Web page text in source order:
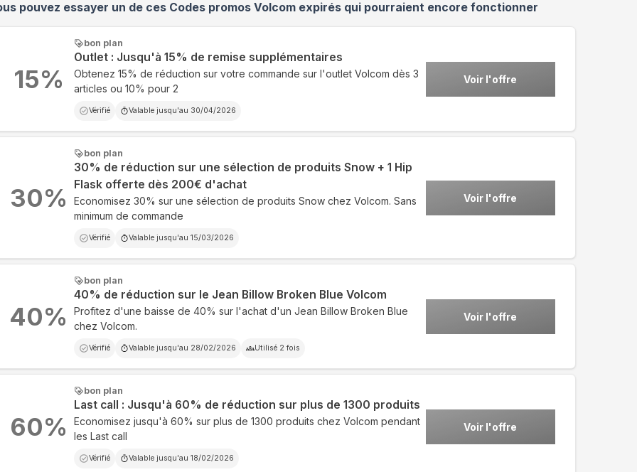
pouvez essayer un de ces Codes promos Volcomexpirés qui pourraient encore fonctionner
bon plan
Outlet : Jusqu'à 15% de remise supplémentaires
Obtenez 15% de réduction sur votre commande sur l'outlet Volcom dès 3
articles ou 10% pour 2
Vérifié Valable jusqu'au 30/04/2026
Voir l'offre
15%
bon plan
30% de réduction sur une sélection de produits Snow + 1 Hip
Flask offerte dès 200€ d'achat
Economisez 30% sur une sélection de produits Snow chez Volcom. Sans
minimum de commande
Vérifié Valable jusqu'au 15/03/2026
Voir l'offre
30%
bon plan
40% de réduction sur le Jean Billow Broken Blue Volcom
Profitez d'une baisse de 40% sur l'achat d'un Jean Billow Broken Blue
chez Volcom.
Vérifié Valable jusqu'au 28/02/2026 Utilisé 2 fois
Voir l'offre
40%
bon plan
Last call : Jusqu'à 60% de réduction sur plus de 1300 produits
Economisez jusqu'à 60% sur plus de 1300 produits chez Volcom pendant
les Last call
Vérifié Valable jusqu'au 18/02/2026
Voir l'offre
60%